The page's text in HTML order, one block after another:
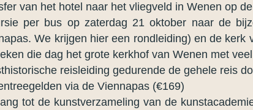
van het hotel naar het vliegveld in Wenen op
per bus op zaterdag 21 oktober naar de
We krijgen hier een rondleiding) en de
die dag het grote kerkhof van Wenen met
reisleiding gedurende de gehele reis
via de Viennapas (€169)
tot de kunstverzameling van de